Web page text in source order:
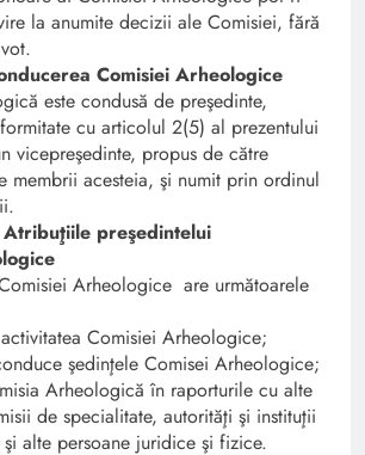
la anumite decizii ale Comisiei, fără
Comisiei Arheologice
este condusă de preşedinte,
cu articolul 2(5) al prezentului
vicepreşedinte, propus de către
membrii acesteia, şi numit prin ordinul
preşedintelui
Arheologice are următoarele
Comisiei Arheologice;
şedinţele Comisei Arheologice;
Arheologică în raporturile cu alte
de specialitate, autorităţi şi instituţii
alte persoane juridice şi fizice.